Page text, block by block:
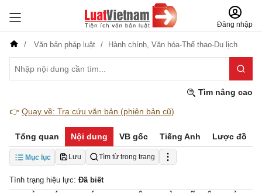
Đăng nhập
Văn bản pháp luật Hành chính, Văn hóa-Thể thao-Du lịch
Tìm nâng cao
👉 Quay về: Tra cứu văn bản (phiên bản cũ)
Tổng quan Nội dung VB gốc Tiếng Anh Lược đồ
Mục lục Lưu Tìm từ trong trang
Tình trạng hiệu lực: Đã biết